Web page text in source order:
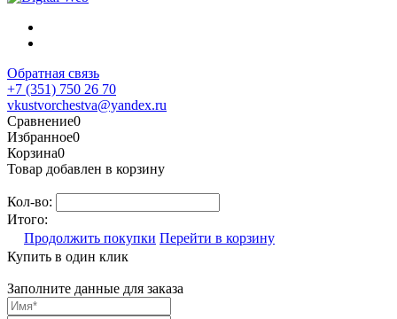
Обратная связь
+7 (351) 750 26 70
vkustvorchestva@yandex.ru
Сравнение0
Избранное0
Корзина0
Товар добавлен в корзину
Кол-во:
Итого:
Продолжить покупки Перейти в корзину
Купить в один клик
Заполните данные для заказа